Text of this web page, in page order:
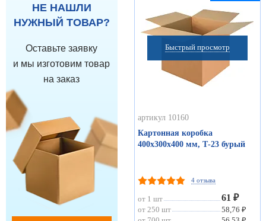
НЕ НАШЛИ
НУЖНЫЙ ТОВАР?
Оставьте заявку
и мы изготовим товар
на заказ
Быстрый просмотр
артикул 10160
Картонная коробка
400х300х400 мм, Т-23 бурый
4 отзыва
от 1 шт 61 ₽
от 250 шт
58,76 ₽